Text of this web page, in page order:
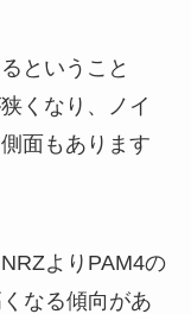
ということ
くなり、ノイ
面もあります
よりPAM4の
なる傾向があ